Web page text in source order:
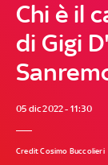
Chi è il
di Gigi
05 dic 2022 - 11:30
Credit Cosimo Buccolieri